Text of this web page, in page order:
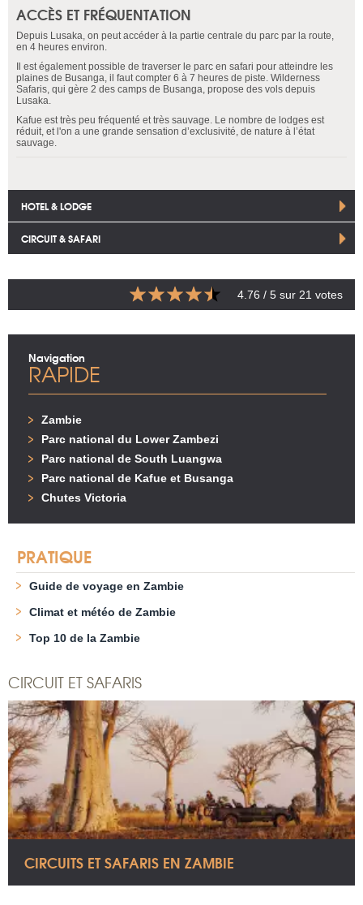
ACCÈS ET FRÉQUENTATION
Depuis Lusaka, on peut accéder à la partie centrale du parc par la route,
en 4 heures environ.
Il est également possible de traverser le parc en safari pour atteindre les
plaines de Busanga, il faut compter 6 à 7 heures de piste. Wilderness
Safaris, qui gère 2 des camps de Busanga, propose des vols depuis
Lusaka.
Kafue est très peu fréquenté et très sauvage. Le nombre de lodges est
réduit, et l'on a une grande sensation d’exclusivité, de nature à l’état
sauvage.
HOTEL & LODGE
CIRCUIT & SAFARI
4.76 / 5 sur 21 votes
Navigation
RAPIDE
Zambie
Parc national du Lower Zambezi
Parc national de South Luangwa
Parc national de Kafue et Busanga
Chutes Victoria
PRATIQUE
Guide de voyage en Zambie
Climat et météo de Zambie
Top 10 de la Zambie
CIRCUIT ET SAFARIS
CIRCUITS ET SAFARIS EN ZAMBIE